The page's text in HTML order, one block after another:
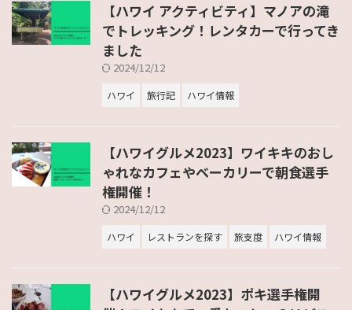
【ハワイ アクティビティ】マノアの滝
でトレッキング！レンタカーで行ってき
ました
2024/12/12
ハワイ 旅行記 ハワイ情報
【ハワイグルメ2023】ワイキキのおし
ゃれなカフェやベーカリーで朝食選手
権開催！
2024/12/12
ハワイ レストランを探す 旅支度 ハワイ情報
【ハワイグルメ2023】ポキ選手権開